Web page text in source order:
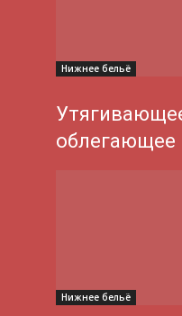
Нижнее бельё
облегающее
Нижнее бельё